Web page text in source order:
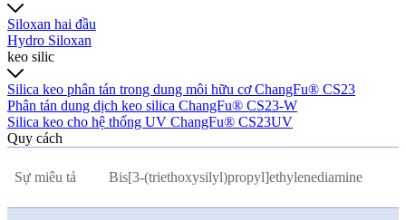
Siloxan hai đầu
Hydro Siloxan
keo silic
Silica keo phân tán trong dung môi hữu cơ ChangFu® CS23
Phân tán dung dịch keo silica ChangFu® CS23-W
Silica keo cho hệ thống UV ChangFu® CS23UV
Quy cách
Sự miêu tả Bis[3-(triethoxysilyl)propyl]ethylenediamine